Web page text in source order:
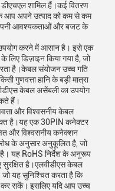
शामिल हैं।कई वितरण
आप अपने उत्पाद को कम से कम
आवश्यकताओं और बजट के
करने में आसान है। इसे एक
लिए डिज़ाइन किया गया है, जो
है।केबल संयोजन उच्च गति
गुणवत्ता हानि के बड़ी मात्रा
केबल असेंबली का उपयोग
हैं।
और विश्वसनीय केबल
है।यह एक 30PIN कनेक्टर
और विश्वसनीय कनेक्शन
के अनुसार अनुकूलित है, जो
है। यह RoHS निर्देश के अनुरूप
सुरक्षित है।एलवीडीएस केबल
जो यह सुनिश्चित करता है कि
सकें। इसलिए यदि आप उच्च